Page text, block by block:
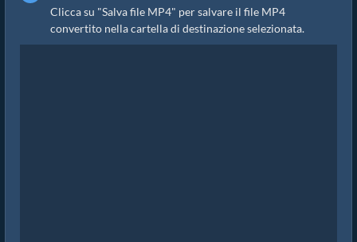
Clicca su "Salva file MP4" per salvare il file MP4
convertito nella cartella di destinazione selezionata.